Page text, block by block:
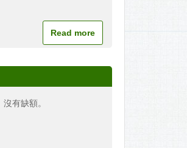
Read more
有缺額。